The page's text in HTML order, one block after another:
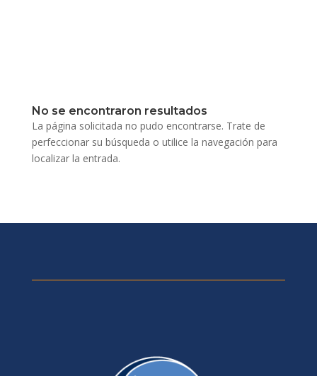
No se encontraron resultados
La página solicitada no pudo encontrarse. Trate de
perfeccionar su búsqueda o utilice la navegación para
localizar la entrada.